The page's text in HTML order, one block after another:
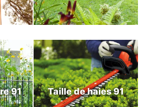
91 Taille de haies 91